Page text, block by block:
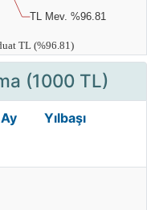
(1000 TL)
Yılbaşı